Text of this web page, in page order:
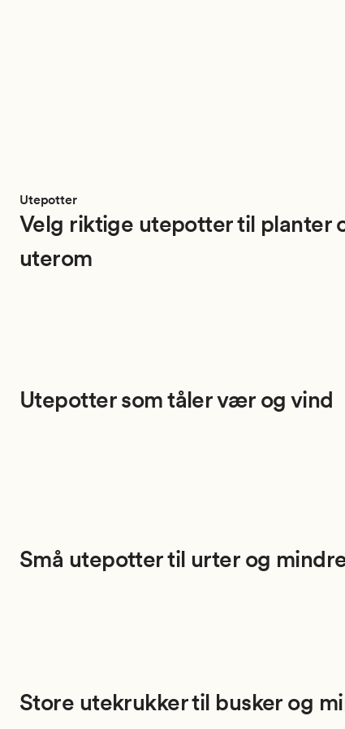
Utepotter
Velg riktige utepotter til planter
uterom
Utepotter som tåler vær og vind
Små utepotter til urter og
Store utekrukker til busker og